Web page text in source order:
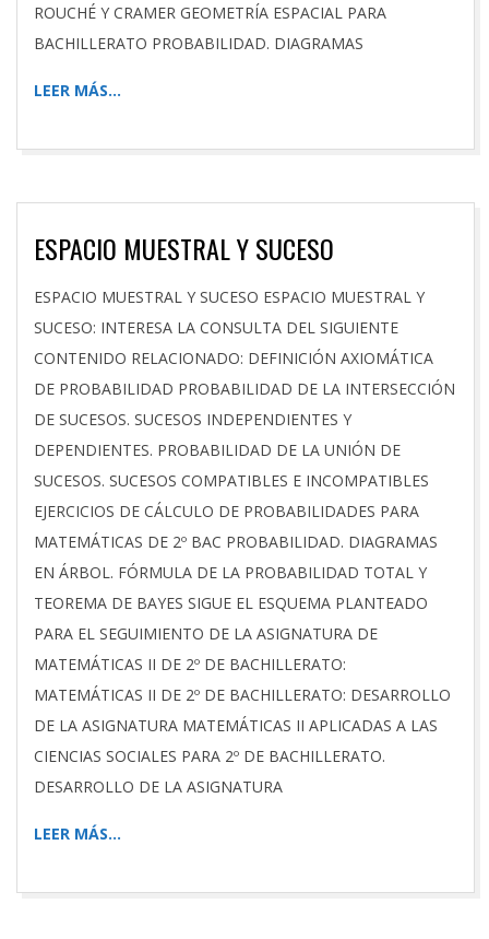
ROUCHÉ Y CRAMER GEOMETRÍA ESPACIAL PARA
BACHILLERATO PROBABILIDAD. DIAGRAMAS
LEER MÁS…
ESPACIO MUESTRAL Y SUCESO
2026-
04-
04
ESPACIO MUESTRAL Y SUCESO ESPACIO MUESTRAL Y
SUCESO: INTERESA LA CONSULTA DEL SIGUIENTE
CONTENIDO RELACIONADO: DEFINICIÓN AXIOMÁTICA
DE PROBABILIDAD PROBABILIDAD DE LA INTERSECCIÓN
DE SUCESOS. SUCESOS INDEPENDIENTES Y
DEPENDIENTES. PROBABILIDAD DE LA UNIÓN DE
SUCESOS. SUCESOS COMPATIBLES E INCOMPATIBLES
EJERCICIOS DE CÁLCULO DE PROBABILIDADES PARA
MATEMÁTICAS DE 2º BAC PROBABILIDAD. DIAGRAMAS
EN ÁRBOL. FÓRMULA DE LA PROBABILIDAD TOTAL Y
TEOREMA DE BAYES SIGUE EL ESQUEMA PLANTEADO
PARA EL SEGUIMIENTO DE LA ASIGNATURA DE
MATEMÁTICAS II DE 2º DE BACHILLERATO:
MATEMÁTICAS II DE 2º DE BACHILLERATO: DESARROLLO
DE LA ASIGNATURA MATEMÁTICAS II APLICADAS A LAS
CIENCIAS SOCIALES PARA 2º DE BACHILLERATO.
DESARROLLO DE LA ASIGNATURA
LEER MÁS…